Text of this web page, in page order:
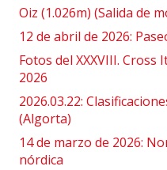
Oiz (1.026m) (Salida de
12 de abril de 2026:
Fotos del XXXVIII.
2026
2026.03.22:
(Algorta)
14 de marzo de 2026:
nórdica